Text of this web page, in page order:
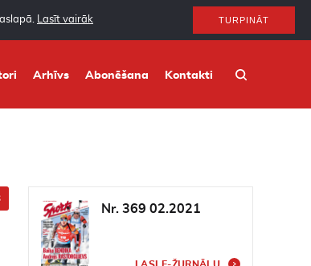
Lasīt vairāk TURPINĀT
Arhīvs Abonēšana Kontakti
Nr. 369 02.2021